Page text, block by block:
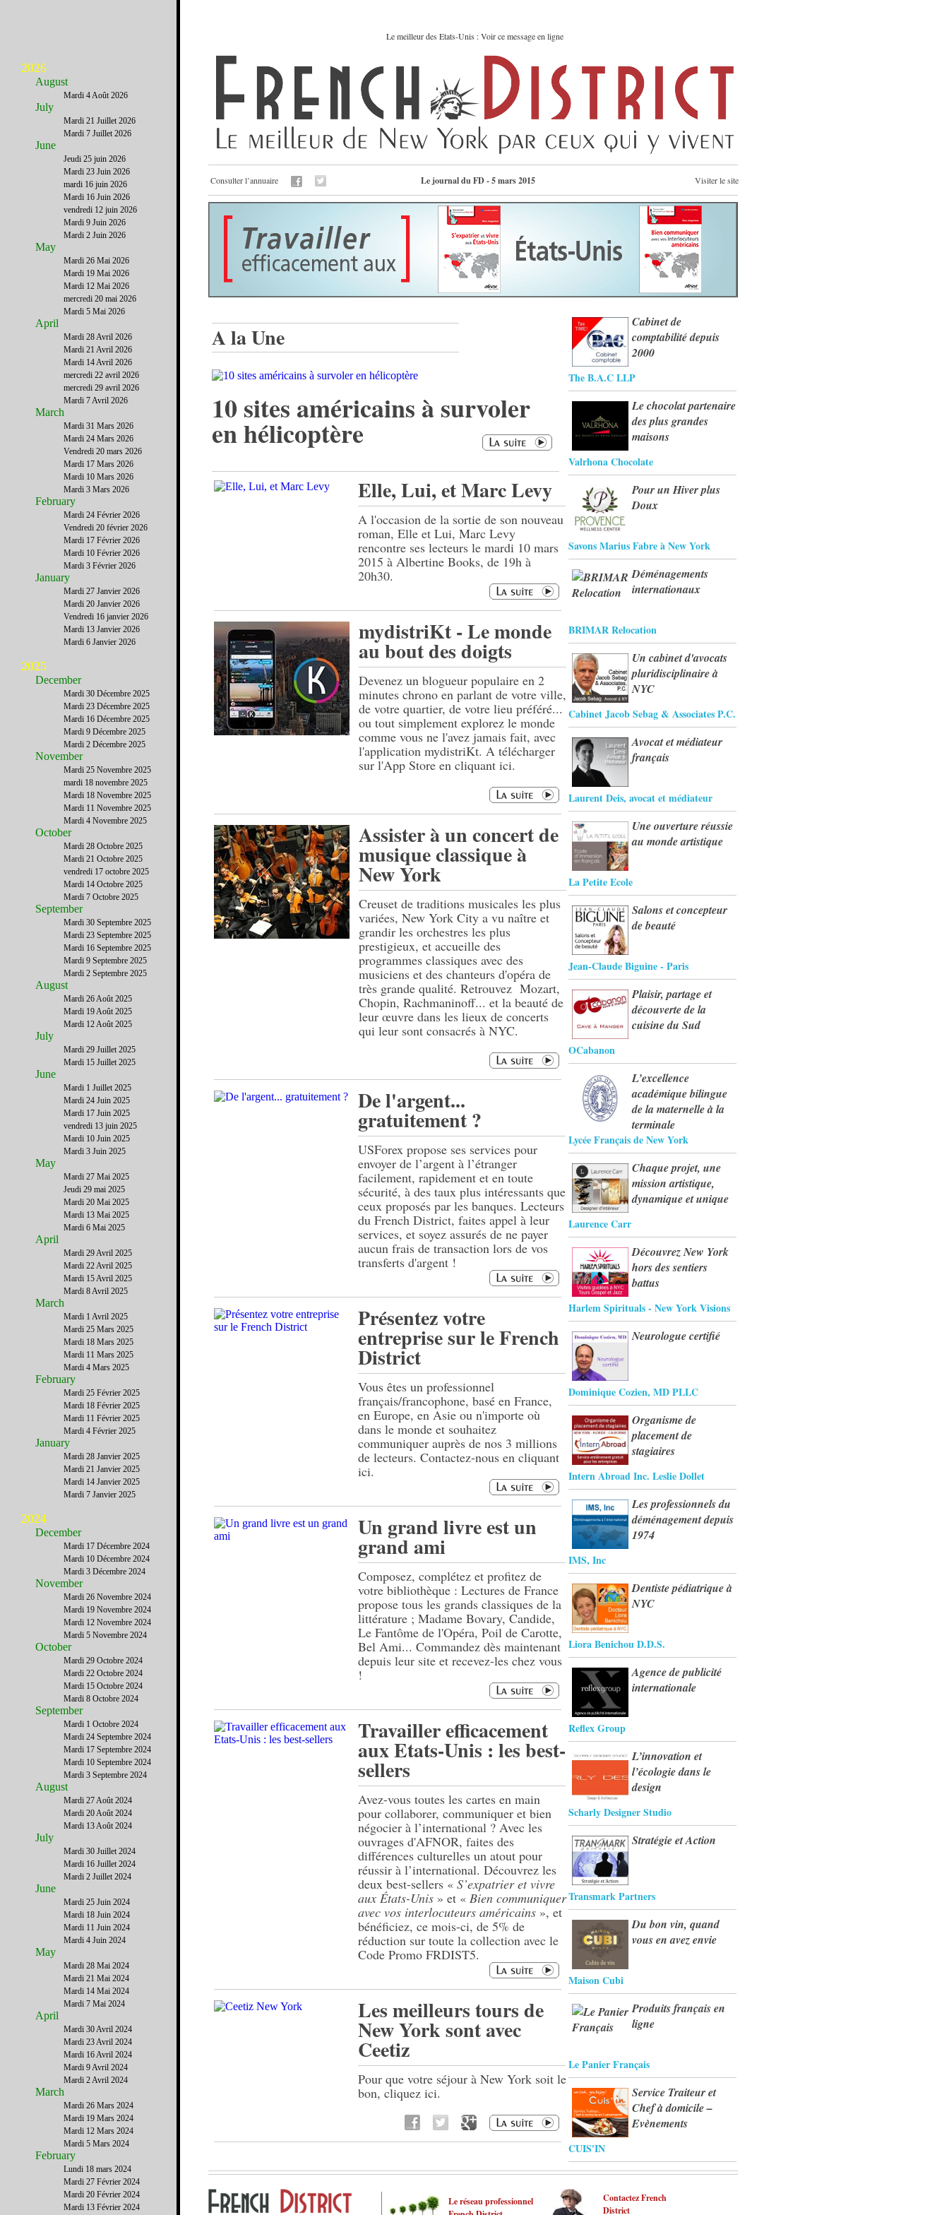
Le meilleur des Etats-Unis : Voir ce message en ligne
Consulter l’annuaire Le journal du FD - 5 mars 2015 Visiter le site
A la Une
10 sites américains à survoler
en hélicoptère
Elle, Lui, et Marc Levy
A l'occasion de la sortie de son nouveau
roman, Elle et Lui, Marc Levy
rencontre ses lecteurs le mardi 10 mars
2015 à Albertine Books, de 19h à
20h30.
mydistriKt - Le monde
au bout des doigts
Devenez un blogueur populaire en 2
minutes chrono en parlant de votre ville,
de votre quartier, de votre lieu préféré...
ou tout simplement explorez le monde
comme vous ne l'avez jamais fait, avec
l'application mydistriKt. A télécharger
sur l'App Store en cliquant ici.
Assister à un concert de
musique classique à
New York
Creuset de traditions musicales les plus
variées, New York City a vu naître et
grandir les orchestres les plus
prestigieux, et accueille des
programmes classiques avec des
musiciens et des chanteurs d'opéra de
très grande qualité. Retrouvez Mozart,
Chopin, Rachmaninoff... et la beauté de
leur œuvre dans les lieux de concerts
qui leur sont consacrés à NYC.
De l'argent...
gratuitement ?
USForex propose ses services pour
envoyer de l’argent à l’étranger
facilement, rapidement et en toute
sécurité, à des taux plus intéressants que
ceux proposés par les banques. Lecteurs
du French District, faites appel à leur
services, et soyez assurés de ne payer
aucun frais de transaction lors de vos
transferts d'argent !
Présentez votre
entreprise sur le French
District
Vous êtes un professionnel
français/francophone, basé en France,
en Europe, en Asie ou n'importe où
dans le monde et souhaitez
communiquer auprès de nos 3 millions
de lecteurs. Contactez-nous en cliquant
ici.
Un grand livre est un
grand ami
Composez, complétez et profitez de
votre bibliothèque : Lectures de France
propose tous les grands classiques de la
littérature ; Madame Bovary, Candide,
Le Fantôme de l'Opéra, Poil de Carotte,
Bel Ami... Commandez dès maintenant
depuis leur site et recevez-les chez vous
!
Travailler efficacement
aux Etats-Unis : les best-
sellers
Avez-vous toutes les cartes en main
pour collaborer, communiquer et bien
négocier à l’international ? Avec les
ouvrages d'AFNOR, faites des
différences culturelles un atout pour
réussir à l’international. Découvrez les
deux best-sellers « S’expatrier et vivre
aux États-Unis » et « Bien communiquer
avec vos interlocuteurs américains », et
bénéficiez, ce mois-ci, de 5% de
réduction sur toute la collection avec le
Code Promo FRDIST5.
Les meilleurs tours de
New York sont avec
Ceetiz
Pour que votre séjour à New York soit le
bon, cliquez ici.
Cabinet de
comptabilité depuis
2000
The B.A.C LLP
Le chocolat partenaire
des plus grandes
maisons
Valrhona Chocolate
Pour un Hiver plus
Doux
Savons Marius Fabre à New York
Déménagements
internationaux
BRIMAR Relocation
Un cabinet d'avocats
pluridisciplinaire à
NYC
Cabinet Jacob Sebag & Associates P.C.
Avocat et médiateur
français
Laurent Deis, avocat et médiateur
Une ouverture réussie
au monde artistique
La Petite Ecole
Salons et concepteur
de beauté
Jean-Claude Biguine - Paris
Plaisir, partage et
découverte de la
cuisine du Sud
OCabanon
L’excellence
académique bilingue
de la maternelle à la
terminale
Lycée Français de New York
Chaque projet, une
mission artistique,
dynamique et unique
Laurence Carr
Découvrez New York
hors des sentiers
battus
Harlem Spirituals - New York Visions
Neurologue certifié
Dominique Cozien, MD PLLC
Organisme de
placement de
stagiaires
Intern Abroad Inc. Leslie Dollet
Les professionnels du
déménagement depuis
1974
IMS, Inc
Dentiste pédiatrique à
NYC
Liora Benichou D.D.S.
Agence de publicité
internationale
Reflex Group
L’innovation et
l’écologie dans le
design
Scharly Designer Studio
Stratégie et Action
Transmark Partners
Du bon vin, quand
vous en avez envie
Maison Cubi
Produits français en
ligne
Le Panier Français
Service Traiteur et
Chef à domicile –
Evènements
CUIS'IN
Le réseau professionnel
Contactez French
District
2026
August
Mardi 4 Août 2026
July
Mardi 21 Juillet 2026
Mardi 7 Juillet 2026
June
Jeudi 25 juin 2026
Mardi 23 Juin 2026
mardi 16 juin 2026
Mardi 16 Juin 2026
vendredi 12 juin 2026
Mardi 9 Juin 2026
Mardi 2 Juin 2026
May
Mardi 26 Mai 2026
Mardi 19 Mai 2026
Mardi 12 Mai 2026
mercredi 20 mai 2026
Mardi 5 Mai 2026
April
Mardi 28 Avril 2026
Mardi 21 Avril 2026
Mardi 14 Avril 2026
mercredi 22 avril 2026
mercredi 29 avril 2026
Mardi 7 Avril 2026
March
Mardi 31 Mars 2026
Mardi 24 Mars 2026
Vendredi 20 mars 2026
Mardi 17 Mars 2026
Mardi 10 Mars 2026
Mardi 3 Mars 2026
February
Mardi 24 Février 2026
Vendredi 20 février 2026
Mardi 17 Février 2026
Mardi 10 Février 2026
Mardi 3 Février 2026
January
Mardi 27 Janvier 2026
Mardi 20 Janvier 2026
Vendredi 16 janvier 2026
Mardi 13 Janvier 2026
Mardi 6 Janvier 2026
2025
December
Mardi 30 Décembre 2025
Mardi 23 Décembre 2025
Mardi 16 Décembre 2025
Mardi 9 Décembre 2025
Mardi 2 Décembre 2025
November
Mardi 25 Novembre 2025
mardi 18 novembre 2025
Mardi 18 Novembre 2025
Mardi 11 Novembre 2025
Mardi 4 Novembre 2025
October
Mardi 28 Octobre 2025
Mardi 21 Octobre 2025
vendredi 17 octobre 2025
Mardi 14 Octobre 2025
Mardi 7 Octobre 2025
September
Mardi 30 Septembre 2025
Mardi 23 Septembre 2025
Mardi 16 Septembre 2025
Mardi 9 Septembre 2025
Mardi 2 Septembre 2025
August
Mardi 26 Août 2025
Mardi 19 Août 2025
Mardi 12 Août 2025
July
Mardi 29 Juillet 2025
Mardi 15 Juillet 2025
June
Mardi 1 Juillet 2025
Mardi 24 Juin 2025
Mardi 17 Juin 2025
vendredi 13 juin 2025
Mardi 10 Juin 2025
Mardi 3 Juin 2025
May
Mardi 27 Mai 2025
Jeudi 29 mai 2025
Mardi 20 Mai 2025
Mardi 13 Mai 2025
Mardi 6 Mai 2025
April
Mardi 29 Avril 2025
Mardi 22 Avril 2025
Mardi 15 Avril 2025
Mardi 8 Avril 2025
March
Mardi 1 Avril 2025
Mardi 25 Mars 2025
Mardi 18 Mars 2025
Mardi 11 Mars 2025
Mardi 4 Mars 2025
February
Mardi 25 Février 2025
Mardi 18 Février 2025
Mardi 11 Février 2025
Mardi 4 Février 2025
January
Mardi 28 Janvier 2025
Mardi 21 Janvier 2025
Mardi 14 Janvier 2025
Mardi 7 Janvier 2025
2024
December
Mardi 17 Décembre 2024
Mardi 10 Décembre 2024
Mardi 3 Décembre 2024
November
Mardi 26 Novembre 2024
Mardi 19 Novembre 2024
Mardi 12 Novembre 2024
Mardi 5 Novembre 2024
October
Mardi 29 Octobre 2024
Mardi 22 Octobre 2024
Mardi 15 Octobre 2024
Mardi 8 Octobre 2024
September
Mardi 1 Octobre 2024
Mardi 24 Septembre 2024
Mardi 17 Septembre 2024
Mardi 10 Septembre 2024
Mardi 3 Septembre 2024
August
Mardi 27 Août 2024
Mardi 20 Août 2024
Mardi 13 Août 2024
July
Mardi 30 Juillet 2024
Mardi 16 Juillet 2024
Mardi 2 Juillet 2024
June
Mardi 25 Juin 2024
Mardi 18 Juin 2024
Mardi 11 Juin 2024
Mardi 4 Juin 2024
May
Mardi 28 Mai 2024
Mardi 21 Mai 2024
Mardi 14 Mai 2024
Mardi 7 Mai 2024
April
Mardi 30 Avril 2024
Mardi 23 Avril 2024
Mardi 16 Avril 2024
Mardi 9 Avril 2024
Mardi 2 Avril 2024
March
Mardi 26 Mars 2024
Mardi 19 Mars 2024
Mardi 12 Mars 2024
Mardi 5 Mars 2024
February
Lundi 18 mars 2024
Mardi 27 Février 2024
Mardi 20 Février 2024
Mardi 13 Février 2024